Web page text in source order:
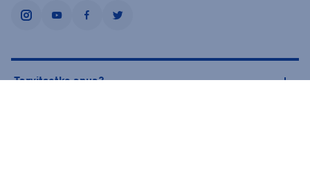
instagramyoutubefacebooktwitter
Tarvitsetko apua?